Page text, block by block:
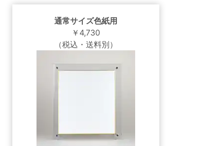
通常サイズ色紙用
￥4,730
（税込・送料別）